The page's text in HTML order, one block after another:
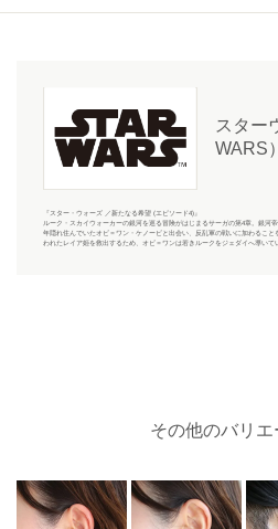
スター
WARS）
『スター・ウォーズ ／新たなる希望 (エピソード4)』
ルーク・スカイウォーカーの銀河を巡る冒険がはじまるサーガの第4章。銀河
年隠れ住んでいたオビ＝ワン・ケノービと出会い、反乱軍の戦いに加わるこ
われたレイア姫を救出するため、オビ＝ワンは若きルークをジェダイへ導いて
その他のバリエ